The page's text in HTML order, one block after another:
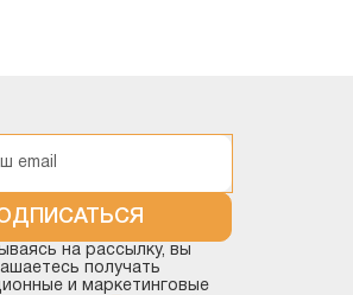
на рассылку, вы
получать
и маркетинговые